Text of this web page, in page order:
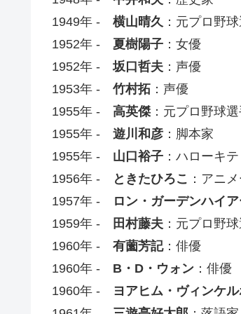
1949年 - 横山晴久 ：元プロ野
1952年 - 夏樹陽子 ：女優
1952年 -坂口哲夫 ：声優
1953年 - 竹村拓 ：声優
1955年 - 高英傑 ：元プロ野球
1955年 - 遊川和彦 ：脚本家
1955年 - 山口裕子 ：ハローキ
1956年 -
ときたひろこ ：アニ
1957年 -
ロン・ガーデンハイ
1959年 -
田村藤夫 ：元プロ野
1960年 - 有薗芳記：俳優
1960年 - B・D・ウォン ：俳優
1960年 - ヨアヒム・ヴィンケ